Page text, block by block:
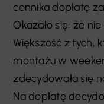
cennika dopłatę
Okazało się, że
Większość z tych,
montażu w
zdecydowała się
Na dopłatę